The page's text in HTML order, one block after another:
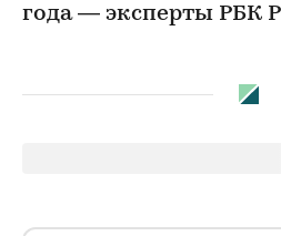
года — эксперты РБК